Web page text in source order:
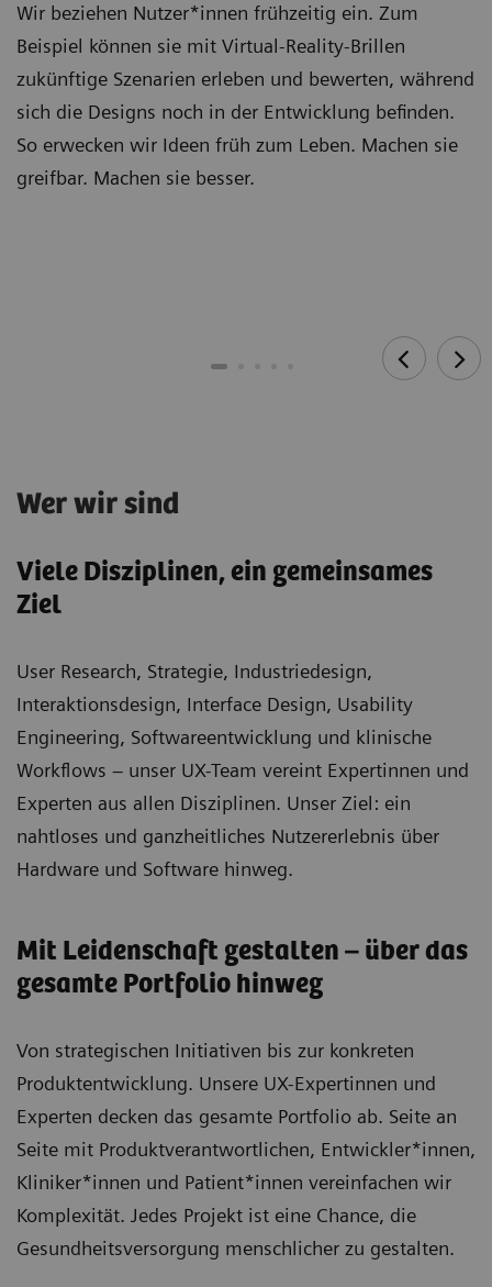
Wir beziehen Nutzer*innen frühzeitig ein. Zum
Beispiel können sie mit Virtual-Reality-Brillen
zukünftige Szenarien erleben und bewerten, während
sich die Designs noch in der Entwicklung befinden.
So erwecken wir Ideen früh zum Leben. Machen sie
greifbar. Machen sie besser.
Wer wir sind
Viele Disziplinen, ein gemeinsames
Ziel
User Research, Strategie, Industriedesign,
Interaktionsdesign, Interface Design, Usability
Engineering, Softwareentwicklung und klinische
Workflows – unser UX-Team vereint Expertinnen und
Experten aus allen Disziplinen. Unser Ziel: ein
nahtloses und ganzheitliches Nutzererlebnis über
Hardware und Software hinweg.
Mit Leidenschaft gestalten – über das
gesamte Portfolio hinweg
Von strategischen Initiativen bis zur konkreten
Produktentwicklung. Unsere UX-Expertinnen und
Experten decken das gesamte Portfolio ab. Seite an
Seite mit Produktverantwortlichen, Entwickler*innen,
Kliniker*innen und Patient*innen vereinfachen wir
Komplexität. Jedes Projekt ist eine Chance, die
Gesundheitsversorgung menschlicher zu gestalten.